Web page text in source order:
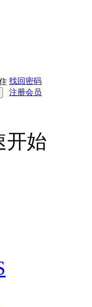
找回密码
注册会员
开始